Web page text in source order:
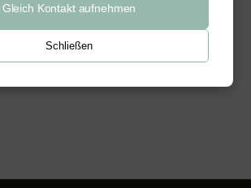
Gleich Kontakt aufnehmen
Schließen